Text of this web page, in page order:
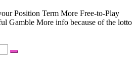
Position Term More Free-to-Play
Gamble More info because of the lotto
Search